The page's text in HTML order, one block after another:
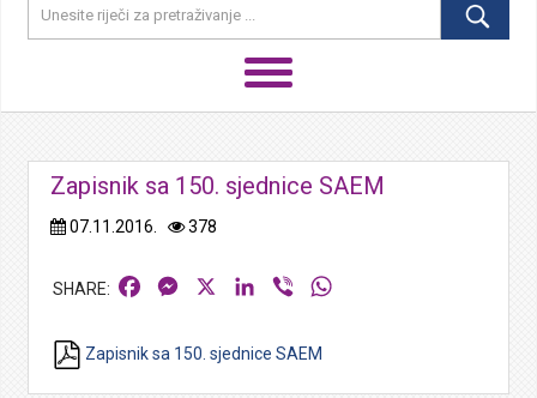
Zapisnik sa 150. sjednice SAEM
07.11.2016. 378
FacebookMessengerLinkedIn
Viber
Zapisnik sa 150. sjednice SAEM